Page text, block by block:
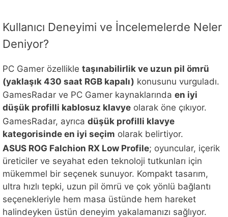
Kullanıcı Deneyimi ve İncelemelerde Neler
Deniyor?
PC Gamer özellikle taşınabilirlik ve uzun pil ömrü
(yaklaşık 430 saat RGB kapalı) konusunu vurguladı.
GamesRadar ve PC Gamer kaynaklarında en iyi
düşük profilli kablosuz klavye olarak öne çıkıyor.
GamesRadar, ayrıca düşük profilli klavye
kategorisinde en iyi seçim olarak belirtiyor.
ASUS ROG Falchion RX Low Profile; oyuncular, içerik
üreticiler ve seyahat eden teknoloji tutkunları için
mükemmel bir seçenek sunuyor. Kompakt tasarım,
ultra hızlı tepki, uzun pil ömrü ve çok yönlü bağlantı
seçenekleriyle hem masa üstünde hem hareket
halindeyken üstün deneyim yakalamanızı sağlıyor.